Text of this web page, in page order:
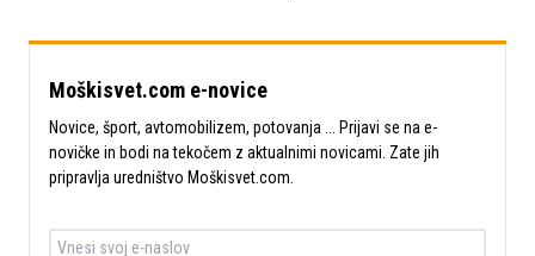
Moškisvet.com e-novice
Novice, šport, avtomobilizem, potovanja ... Prijavi se na e-
novičke in bodi na tekočem z aktualnimi novicami. Zate jih
pripravlja uredništvo Moškisvet.com.